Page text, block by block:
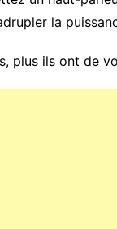
la
plus ils ont de